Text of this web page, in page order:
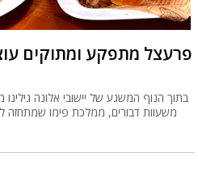
פרעצל מתפקע ומתוקים
בתוך הנוף המשגע של יישובי אלונה
משעוות דבורים, ממלכת פימו